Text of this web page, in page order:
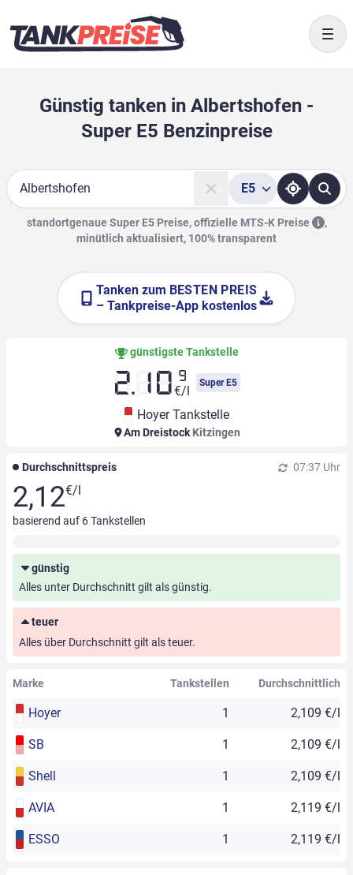
Günstig tanken in Albertshofen -
Super E5 Benzinpreise
Suche
E5
standortgenaue Super E5 Preise, offizielle MTS-K Preise
,
minütlich aktualisiert, 100% transparent
Tanken zum BESTEN PREIS
– Tankpreise-App kostenlos
günstigste Tankstelle
2.10 9
€/l
Super E5
Hoyer Tankstelle
Am DreistockKitzingen
Durchschnittspreis 07:37 Uhr
2,12€/l
basierend auf 6Tankstellen
günstig
Alles unter Durchschnitt gilt als günstig.
teuer
Alles über Durchschnitt gilt als teuer.
Marke Tankstellen Durchschnittlich
Hoyer 1 2,109 €/l
SB 1 2,109 €/l
Shell 1 2,109 €/l
AVIA 1 2,119 €/l
ESSO 1 2,119 €/l